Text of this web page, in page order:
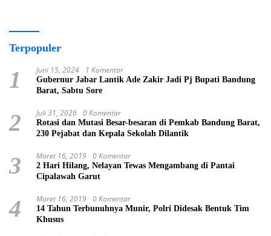
Terpopuler
1 Juni 15, 2024 1 Komentar
Gubernur Jabar Lantik Ade Zakir Jadi Pj Bupati Bandung
Barat, Sabtu Sore
2 Juli 31, 2026 0 Komentar
Rotasi dan Mutasi Besar-besaran di Pemkab Bandung Barat,
230 Pejabat dan Kepala Sekolah Dilantik
3 Maret 16, 2019 0 Komentar
2 Hari Hilang, Nelayan Tewas Mengambang di Pantai
Cipalawah Garut
4 Maret 16, 2019 0 Komentar
14 Tahun Terbunuhnya Munir, Polri Didesak Bentuk Tim
Khusus